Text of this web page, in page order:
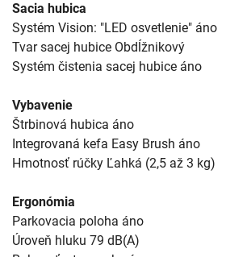
Sacia hubica
Systém Vision: "LED osvetlenie" áno
Tvar sacej hubice Obdĺžnikový
Systém čistenia sacej hubice áno
Vybavenie
Štrbinová hubica áno
Integrovaná kefa Easy Brush áno
Hmotnosť rúčky Ľahká (2,5 až 3 kg)
Ergonómia
Parkovacia poloha áno
Úroveň hluku 79 dB(A)